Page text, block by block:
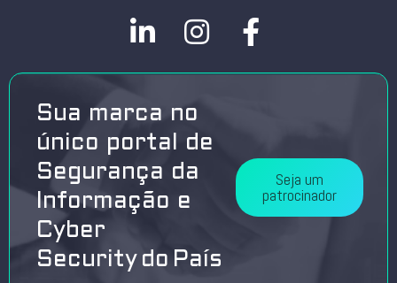
Sua marca no
único portal de
Segurança da
Informação e
Cyber
Security do País
Seja um
patrocinador